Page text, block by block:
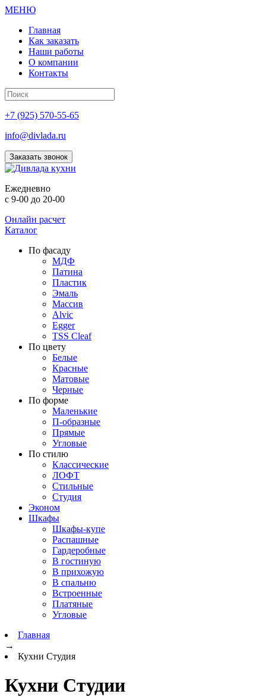
МЕНЮ
Главная
Как заказать
Наши работы
О компании
Контакты
+7 (925) 570-55-65
info@divlada.ru
Заказать звонок
Ежедневно
с 9-00 до 20-00
Онлайн расчет
Каталог
По фасаду
МДФ
Патина
Пластик
Эмаль
Массив
Alvic
Egger
TSS Cleaf
По цвету
Белые
Красные
Матовые
Черные
По форме
Маленькие
П-образные
Прямые
Угловые
По стилю
Классические
ЛОФТ
Стильные
Студия
Эконом
Шкафы
Шкафы-купе
Распашные
Гардеробные
В гостиную
В прихожую
В спальню
Встроенные
Платяные
Угловые
Главная
→
Кухни Студия
Кухни Студии